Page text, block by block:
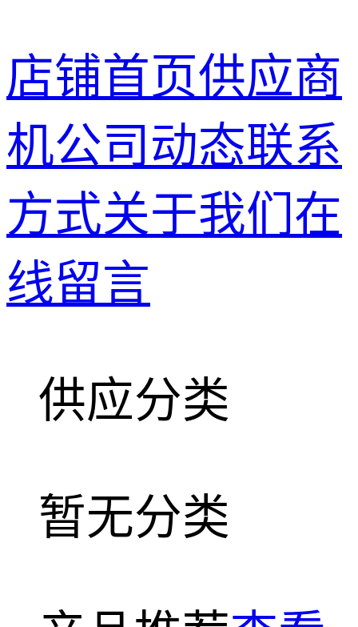
店铺首页供应商
机公司动态联系
方式关于我们 在
线留言
供应分类
暂无分类